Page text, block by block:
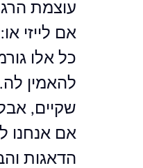
אם לייזי
כל אלו
להאמין
שקיים,
אם אנחנו
הדאגות